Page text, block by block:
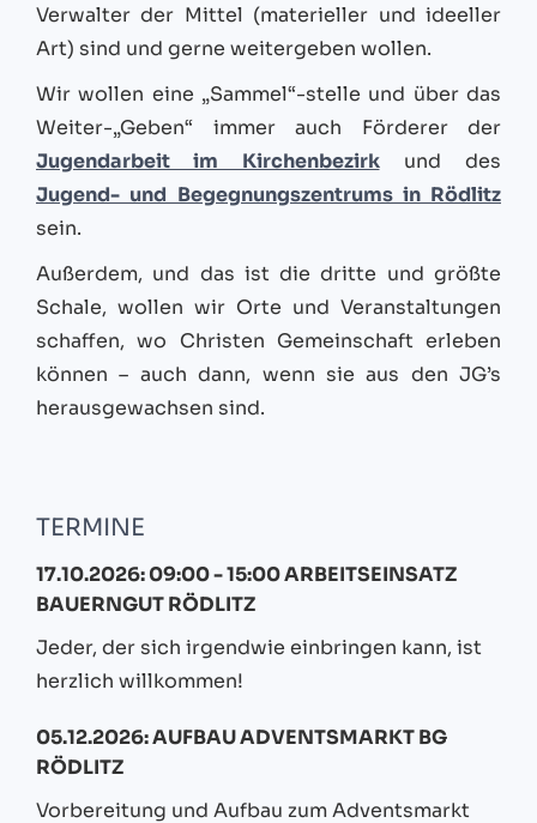
Verwalter der Mittel (materieller und ideeller
Art) sind und gerne weitergeben wollen.
Wir wollen eine „Sammel“-stelle und über das
Weiter-„Geben“ immer auch Förderer der
Jugendarbeit im Kirchenbezirkund des
Jugend- und Begegnungszentrums in Rödlitz
sein.
Außerdem, und das ist die dritte und größte
Schale, wollen wir Orte und Veranstaltungen
schaffen, wo Christen Gemeinschaft erleben
können – auch dann, wenn sie aus den JG’s
herausgewachsen sind.
TERMINE
17.10.2026: 09:00 - 15:00 ARBEITSEINSATZ
BAUERNGUT RÖDLITZ
Jeder, der sich irgendwie einbringen kann, ist
herzlich willkommen!
05.12.2026: AUFBAU ADVENTSMARKT BG
RÖDLITZ
Vorbereitung und Aufbau zum Adventsmarkt